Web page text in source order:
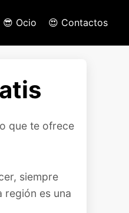
😎 Ocio 😍 Contactos
que te ofrece
siempre
región es una